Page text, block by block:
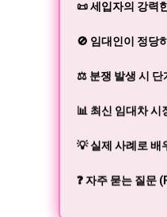
📜 세입자의 강력
🚫 임대인이 정당
⚖️ 분쟁 발생 시 단
📊 최신 임대차 시
💡 실제 사례로 배
❓ 자주 묻는 질문